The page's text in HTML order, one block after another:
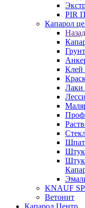
PIR
Капарол
Назад
Клей
Лаки
KNAUF
Ветонит
Капарол Центр